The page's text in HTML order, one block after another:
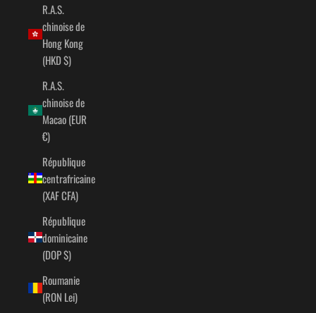
R.A.S.
chinoise de
Hong Kong
(HKD $)
R.A.S.
chinoise de
Macao (EUR
€)
République
centrafricaine
(XAF CFA)
République
dominicaine
(DOP $)
Roumanie
(RON Lei)